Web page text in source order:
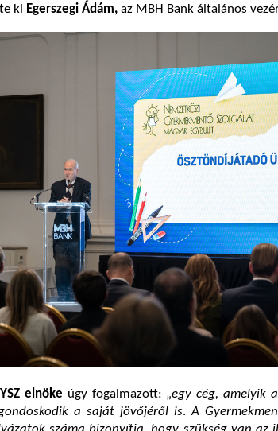
ki Egerszegi Ádám, az MBH Bank általános
elnöke úgy fogalmazott: „egy cég, amelyik
a saját jövőjéről is.A